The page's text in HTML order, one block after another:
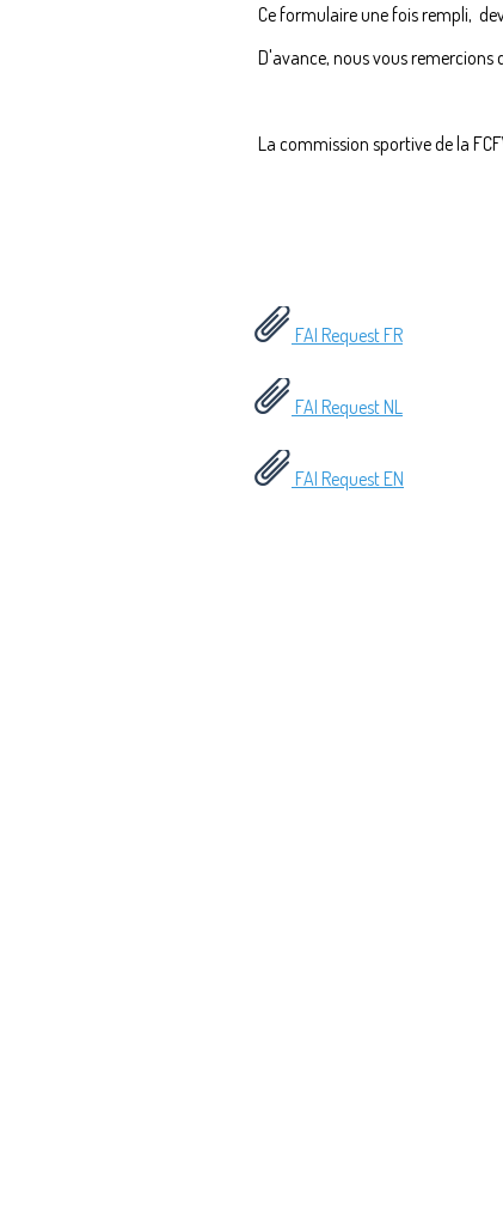
Ce formulaire une fois rempli,
D'avance, nous vous remercions
La commission sportive de la
FAI Request FR
FAI Request NL
FAI Request EN